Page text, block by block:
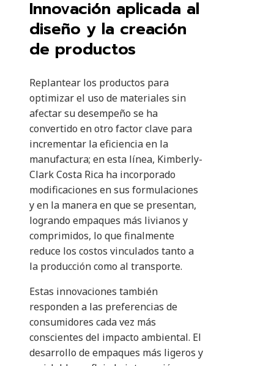
Innovación aplicada al
diseño y la creación
de productos
Replantear los productos para
optimizar el uso de materiales sin
afectar su desempeño se ha
convertido en otro factor clave para
incrementar la eficiencia en la
manufactura; en esta línea, Kimberly-
Clark Costa Rica ha incorporado
modificaciones en sus formulaciones
y en la manera en que se presentan,
logrando empaques más livianos y
comprimidos, lo que finalmente
reduce los costos vinculados tanto a
la producción como al transporte.
Estas innovaciones también
responden a las preferencias de
consumidores cada vez más
conscientes del impacto ambiental. El
desarrollo de empaques más ligeros y